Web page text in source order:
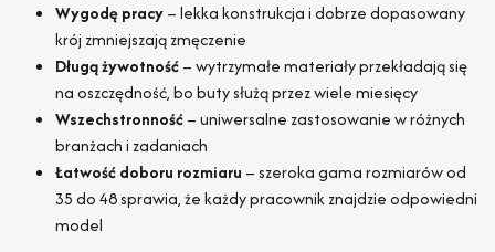
Wygodę pracy– lekka konstrukcja i dobrze dopasowany
krój zmniejszają zmęczenie
Długą żywotność– wytrzymałe materiały przekładają się
na oszczędność, bo buty służą przez wiele miesięcy
Wszechstronność– uniwersalne zastosowanie w różnych
branżach i zadaniach
Łatwość doboru rozmiaru – szeroka gama rozmiarów od
35 do 48 sprawia, że każdy pracownik znajdzie odpowiedni
model